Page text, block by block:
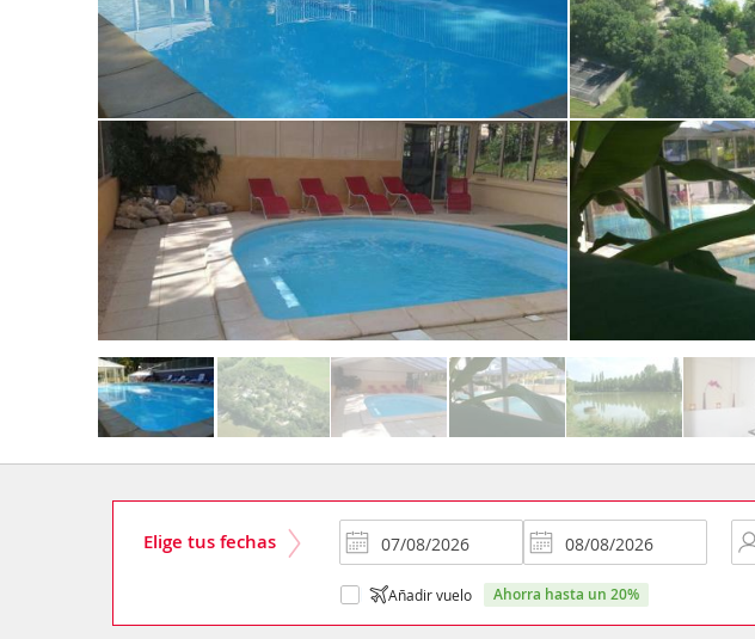
Elige tus fechas
Añadir vuelo ahorra hasta un 20%